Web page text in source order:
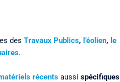
des Travaux Publics, l’éolien, le
.
récents aussi spécifiques